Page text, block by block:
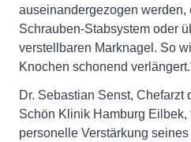
auseinandergezogen werden,
Schrauben-Stabsystem oder
verstellbaren Marknagel. So
Knochen schonend
Dr. Sebastian Senst, Chefarzt
Schön Klinik Hamburg Eilbek,
personelle Verstärkung